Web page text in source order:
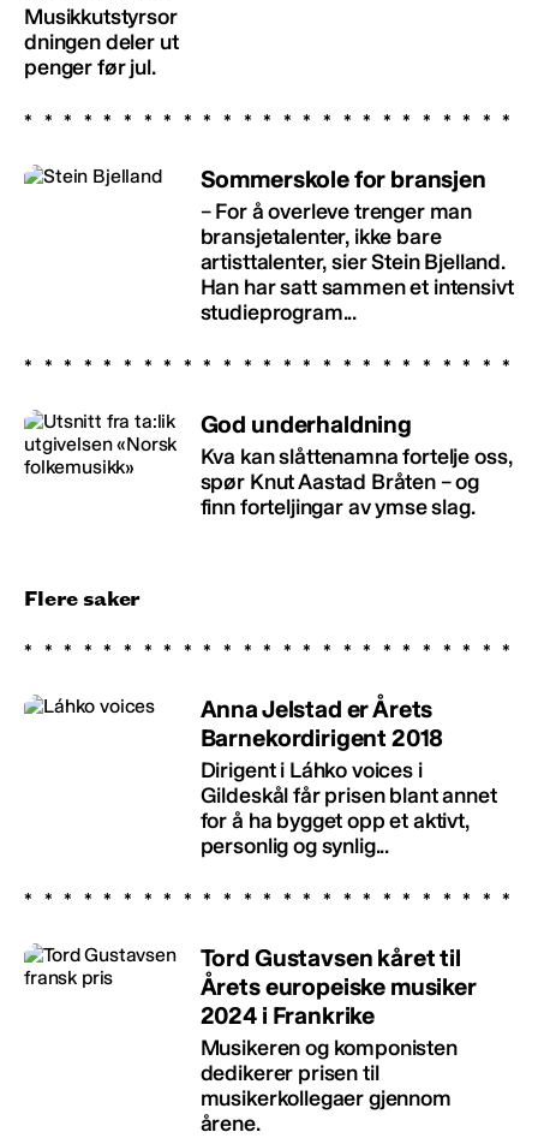
Musikkutstyrsor
dningen deler ut
penger før jul.
Sommerskole for bransjen
– For å overleve trenger man
bransjetalenter, ikke bare
artisttalenter, sier Stein Bjelland.
Han har satt sammen et intensivt
studieprogram...
God underhaldning
Kva kan slåttenamna fortelje oss,
spør Knut Aastad Bråten – og
finn forteljingar av ymse slag.
Flere saker
Anna Jelstad er Årets
Barnekordirigent 2018
Dirigent i Láhko voices i
Gildeskål får prisen blant annet
for å ha bygget opp et aktivt,
personlig og synlig...
Tord Gustavsen kåret til
Årets europeiske musiker
2024 i Frankrike
Musikeren og komponisten
dedikerer prisen til
musikerkollegaer gjennom
årene.